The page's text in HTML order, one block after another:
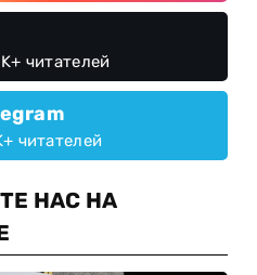
читателей
читателей
НАС НА